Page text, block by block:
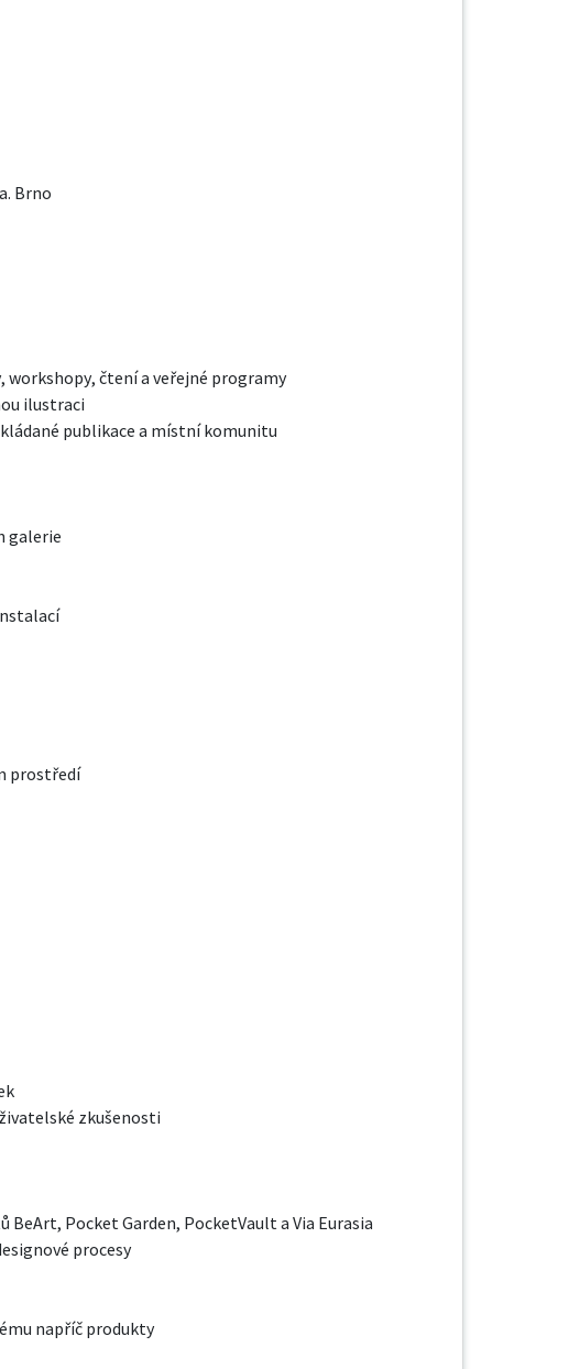
Brno
čtení a veřejné programy
ilustraci
publikace a místní komunitu
galerie
prostředí
zkušenosti
Pocket Garden, PocketVault a Via Eurasia
procesy
napříč produkty